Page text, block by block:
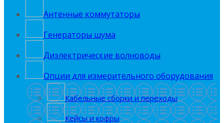
Антенные коммутаторы
Генераторы шума
Диэлектрические волноводы
Опции для измерительного оборудования
Кабельные сборки и переходы
Кейсы и кофры